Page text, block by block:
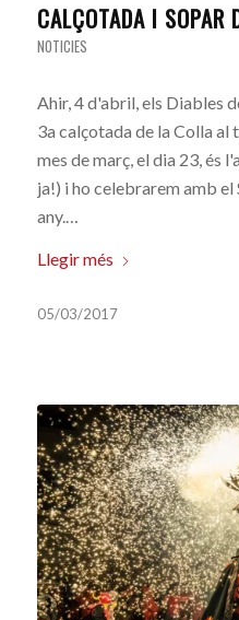
CALÇOTADA I SOPAR
NOTICIES
Ahir, 4 d'abril, els Diables
3a calçotada de la Colla al
mes de març, el dia 23, és
ja!) i ho celebrarem amb el
any.…
Llegir més
05/03/2017